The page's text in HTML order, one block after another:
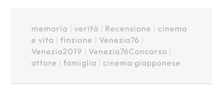
memoria verità Recensione
cinema
e vita
finzione Venezia76
Venezia2019
Venezia76Concorso
attore
famiglia cinema giapponese